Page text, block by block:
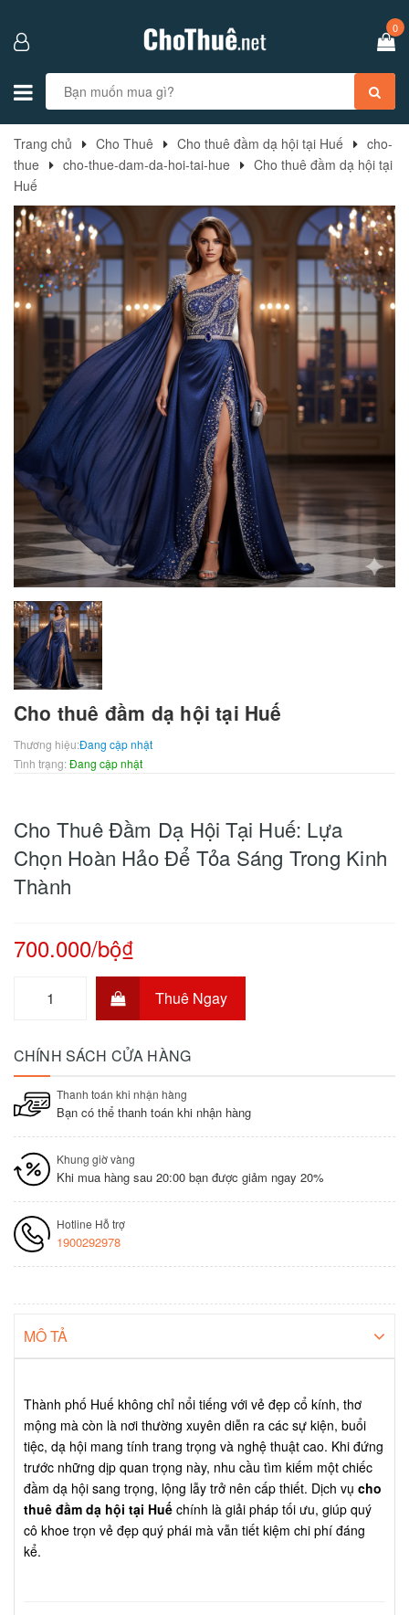
0
Trang chủ Cho Thuê Cho thuê đầm dạ hội tại Huế
cho-
thue
cho-thue-dam-da-hoi-tai-hue
Cho thuê đầm dạ hội tại
Huế
Cho thuê đầm dạ hội tại Huế
Thương hiệu:Đang cập nhật
Tình trạng:Đang cập nhật
Cho Thuê Đầm Dạ Hội Tại Huế: Lựa
Chọn Hoàn Hảo Để Tỏa Sáng Trong Kinh
Thành
700.000/bộ₫
Thuê Ngay
CHÍNH SÁCH CỬA HÀNG
Thanh toán khi nhận hàng
Bạn có thể thanh toán khi nhận hàng
Khung giờ vàng
Khi mua hàng sau 20:00 bạn được giảm ngay 20%
Hotline Hỗ trợ
1900292978
MÔ TẢ
Thành phố Huế không chỉ nổi tiếng với vẻ đẹp cổ kính, thơ
mộng mà còn là nơi thường xuyên diễn ra các sự kiện, buổi
tiệc, dạ hội mang tính trang trọng và nghệ thuật cao. Khi đứng
trước những dịp quan trọng này, nhu cầu tìm kiếm một chiếc
đầm dạ hội sang trọng, lộng lẫy trở nên cấp thiết. Dịch vụ cho
thuê đầm dạ hội tại Huế chính là giải pháp tối ưu, giúp quý
cô khoe trọn vẻ đẹp quý phái mà vẫn tiết kiệm chi phí đáng
kể.